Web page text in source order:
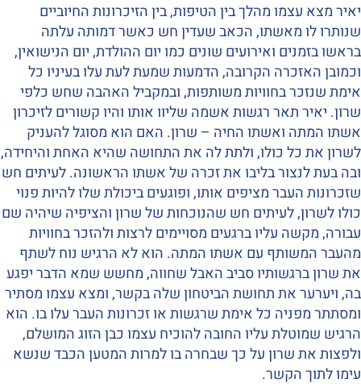
יאיר מצא עצמו מהלך בין הטיפות, בין הזיכרונות החיוביים
שנותרו לו מאשתו, הכאב שעדין חש כאשר דמותה עלתה
בראשו בזמנים ואירועים שונים כמו יום ההולדת, יום הנישואין,
וכמובן האזכרה הקרובה, הדמעות שמעת לעת עלו בעיניו כל
אימת שנזכר בחוויות משותפות, ובמקביל האהבה שחש כלפי
שרון. יאיר תאר רגשות אשמה שליוו אותו והיו קשורים לזיכרון
אשתו המתה ואשתו החיה – שרון. האם הוא מסוגל להעניק
לשרון את כל כולו, ולתת לה את התחושה שהיא האחת והיחידה,
ובה בעת לנצור בליבו את זכרה של אשתו הראשונה. לעיתים חש
שזכרונות העבר מציפים אותו, ופוגעים ביכולת שלו להיות פנוי
כולו לשרון, לעיתים חש שהנוכחות של שרון והציפיה שיהיה שם
עבורה, מקשה עליו ברגעים מסויימים לרצות ולהזכר בחוויות
מהעבר המשותף עם אשתו המתה. הוא לא הרגיש נוח לשתף
את שרון ברגשותיו סביב האבל שחווה, מחשש שמא הדבר יפגע
בה, ויערער את תחושת הביטחון שלה בקשר, ומצא עצמו מסתיר
ומסתתר מפניה כל אימת שרגשות או זכרונות העבר עלו בו. הוא
הרגיש שמוטלת עליו החובה להוכיח עצמו כבן הזוג המושלם,
ולפצות את שרון על כך שבחרה בו למרות המטען הכבד שנשא
עימו לתוך הקשר.